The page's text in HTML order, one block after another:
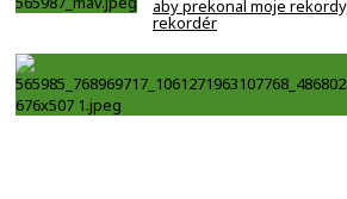
aby prekonal moje
rekordér